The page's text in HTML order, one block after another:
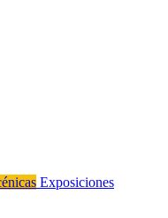
Exposiciones